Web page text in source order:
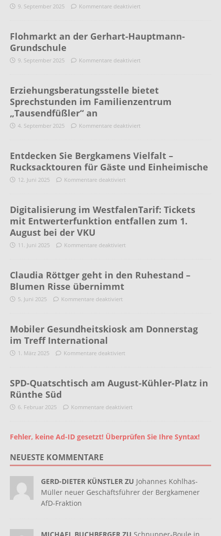
9. September 2025 Kommentare deaktiviert
Flohmarkt an der Gerhart-Hauptmann-
Grundschule
9. September 2025 Kommentare deaktiviert
Erziehungsberatungsstelle bietet
Sprechstunden im Familienzentrum
„Tausendfüßler“ an
4. September 2025 Kommentare deaktiviert
Entdecken Sie Bergkamens Vielfalt –
Rucksacktouren für Gäste und Einheimische
12. Juni 2025 Kommentare deaktiviert
Digitalisierung im WestfalenTarif: Tickets
mit Entwerterfunktion entfallen zum 1.
August bei der VKU
11. Juni 2025 Kommentare deaktiviert
Claudia Röttger geht in den Ruhestand –
Blumen Risse übernimmt
5. Juni 2025 Kommentare deaktiviert
Mobiler Gesundheitskiosk am Donnerstag
im Treff International
1. März 2025 Kommentare deaktiviert
SPD-Quatschtisch am August-Kühler-Platz in
Rünthe Süd
6. Februar 2025 Kommentare deaktiviert
Fehler, keine Ad-ID gesetzt! Überprüfen Sie Ihre Syntax!
NEUESTE KOMMENTARE
GERD-DIETER KÜNSTLER ZU Johannes Kohlhas-
Müller neuer Geschäftsführer der Bergkamener
AfD-Fraktion